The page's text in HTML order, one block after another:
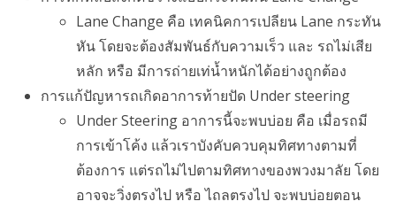
Lane Change คือ เทคนิคการเปลียน Lane กระทัน
หัน โดยจะต้องสัมพันธ์กับความเร็ว และ รถไม่เสีย
หลัก หรือ มีการถ่ายเท่น้ำหนักได้อย่างถูกต้อง
การแก้ปัญหารถเกิดอาการท้ายปัด Under steering
Under Steering อาการนี้จะพบบ่อย คือ เมื่อรถมี
การเข้าโค้ง แล้วเราบังคับควบคุมทิศทางตามที่
ต้องการ แต่รถไม่ไปตามทิศทางของพวงมาลัย โดย
อาจจะวิ่งตรงไป หรือ ไถลตรงไป จะพบบ่อยตอน